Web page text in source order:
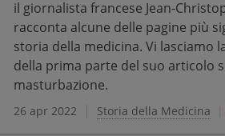
il giornalista francese Jean-
racconta alcune delle pagine più
storia della medicina. Vi lasciamo
della prima parte del suo articolo
masturbazione.
26 apr 2022 Storia della Medicina